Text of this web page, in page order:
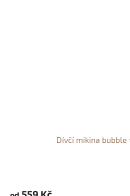
Dívčí mikina bubble